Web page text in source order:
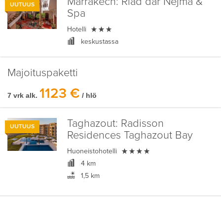
UUTUUS
Spa
Hotelli 
keskustassa
Majoituspaketti
7 vrk alk. 1123 € / hlö
UUTUUS Taghazout: Radisson
Residences Taghazout Bay
Huoneistohotelli 
4 km
1,5 km